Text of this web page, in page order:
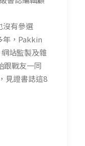
沒有參選
年，Pakkin
站監製及雜
跟戰友一同
見證書誌這8